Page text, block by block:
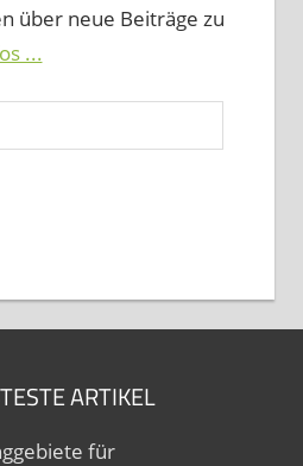
über neue Beiträge zu
...
ARTIKEL
für